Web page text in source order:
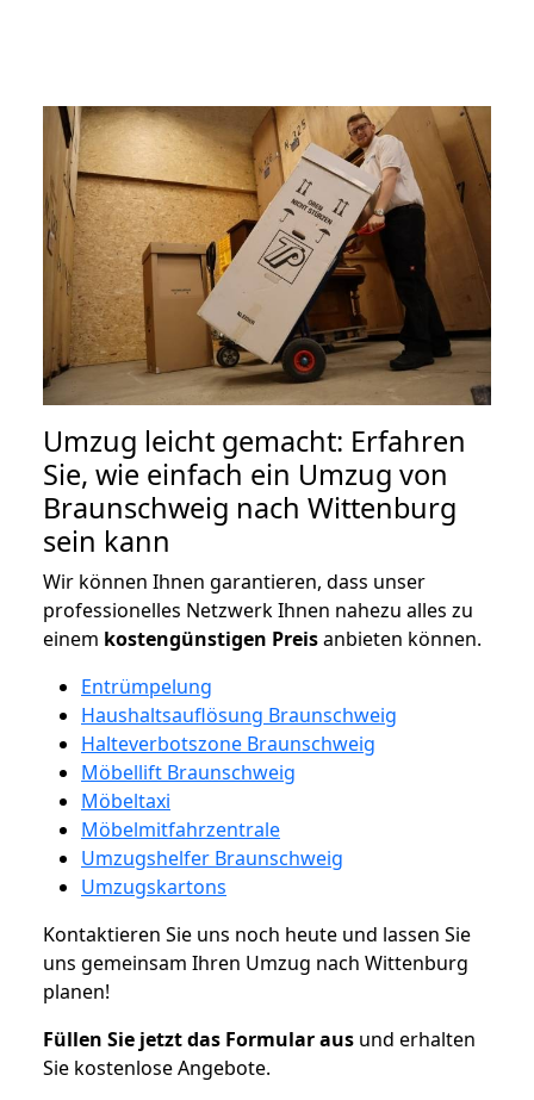
Umzug leicht gemacht: Erfahren
Sie, wie einfach ein Umzug von
Braunschweig nach Wittenburg
sein kann
Wir können Ihnen garantieren, dass unser
professionelles Netzwerk Ihnen nahezu alles zu
einem kostengünstigen Preisanbieten können.
Entrümpelung
Haushaltsauflösung Braunschweig
Halteverbotszone Braunschweig
Möbellift Braunschweig
Möbeltaxi
Möbelmitfahrzentrale
Umzugshelfer Braunschweig
Umzugskartons
Kontaktieren Sie uns noch heute und lassen Sie
uns gemeinsam Ihren Umzug nach Wittenburg
planen!
Füllen Sie jetzt das Formular aus und erhalten
Sie kostenlose Angebote.